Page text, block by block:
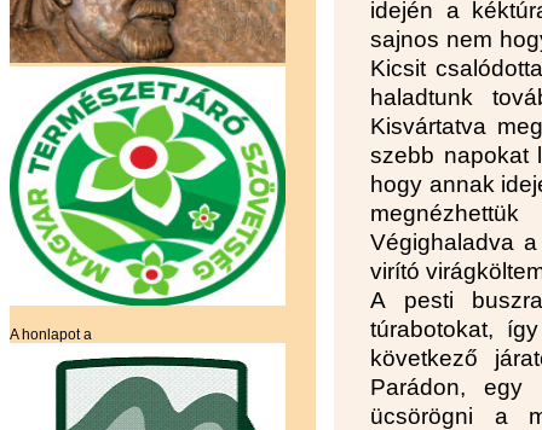
A honlapot a
idején a
sajnos nem
Kicsit
haladtunk
Kisvártatva
szebb napokat
hogy annak
Végighaladva
virító
A pesti
túrabotokat,
következő
Parádon, egy
ücsörögni a